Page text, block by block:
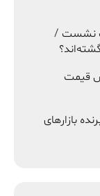
نشست /
قیمت
بازارهای